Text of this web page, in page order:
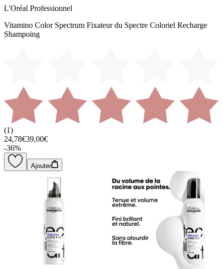
L'Oréal Professionnel
Vitamino Color Spectrum Fixateur du Spectre Coloriel Recharge
Shampoing
(1)
24,78€39,00€
-36%
Ajouter